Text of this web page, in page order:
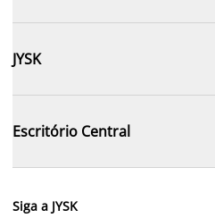
JYSK
Escritório Central
Siga a JYSK